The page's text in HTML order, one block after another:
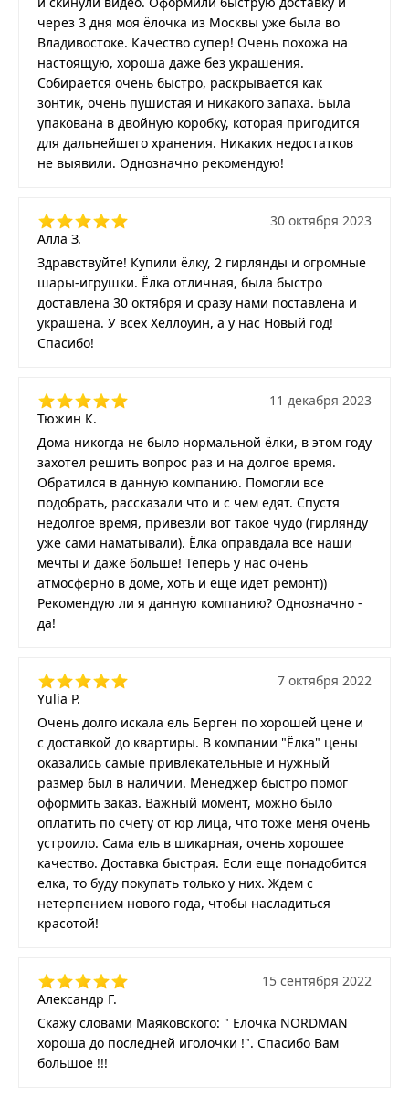
через 3 дня моя ёлочка из Москвы уже была во
Владивостоке. Качество супер! Очень похожа на
настоящую, хороша даже без украшения.
Собирается очень быстро, раскрывается как
зонтик, очень пушистая и никакого запаха. Была
упакована в двойную коробку, которая пригодится
для дальнейшего хранения. Никаких недостатков
не выявили. Однозначно рекомендую!
Алла З.
30 октября 2023
Здравствуйте! Купили ёлку, 2 гирлянды и огромные
шары-игрушки. Ёлка отличная, была быстро
доставлена 30 октября и сразу нами поставлена и
украшена. У всех Хеллоуин, а у нас Новый год!
Спасибо!
Тюжин К.
11 декабря 2023
Дома никогда не было нормальной ёлки, в этом году
захотел решить вопрос раз и на долгое время.
Обратился в данную компанию. Помогли все
подобрать, рассказали что и с чем едят. Спустя
недолгое время, привезли вот такое чудо (гирлянду
уже сами наматывали). Ёлка оправдала все наши
мечты и даже больше! Теперь у нас очень
атмосферно в доме, хоть и еще идет ремонт))
Рекомендую ли я данную компанию? Однозначно -
да!
Yulia P.
7 октября 2022
Очень долго искала ель Берген по хорошей цене и
с доставкой до квартиры. В компании "Ёлка" цены
оказались самые привлекательные и нужный
размер был в наличии. Менеджер быстро помог
оформить заказ. Важный момент, можно было
оплатить по счету от юр лица, что тоже меня очень
устроило. Сама ель в шикарная, очень хорошее
качество. Доставка быстрая. Если еще понадобится
елка, то буду покупать только у них. Ждем с
нетерпением нового года, чтобы насладиться
красотой!
Александр Г.
15 сентября 2022
Скажу словами Маяковского: " Елочка NORDMAN
хороша до последней иголочки !". Спасибо Вам
большое !!!